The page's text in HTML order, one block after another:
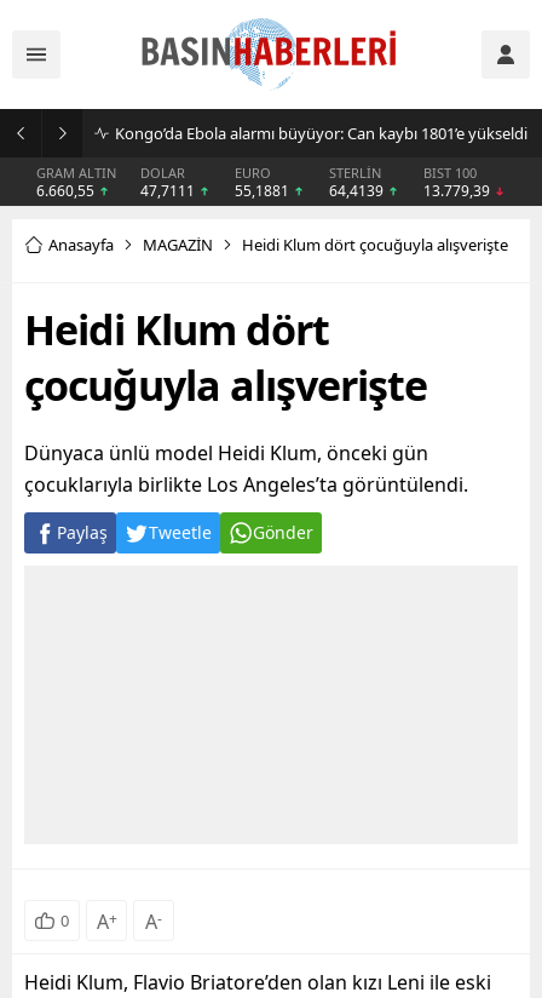
Kongo’da Ebola alarmı büyüyor: Can kaybı 1801’e yükseldi
GRAM ALTIN
6.660,55
DOLAR
47,7111
EURO
55,1881
STERLİN
64,4139
BIST 100
13.779,39
Anasayfa MAGAZİN Heidi Klum dört çocuğuyla alışverişte
Heidi Klum dört
çocuğuyla alışverişte
Dünyaca ünlü model Heidi Klum, önceki gün
çocuklarıyla birlikte Los Angeles’ta görüntülendi.
Paylaş Tweetle Gönder
0 A+ A-
Heidi Klum, Flavio Briatore’den olan kızı Leni ile eski